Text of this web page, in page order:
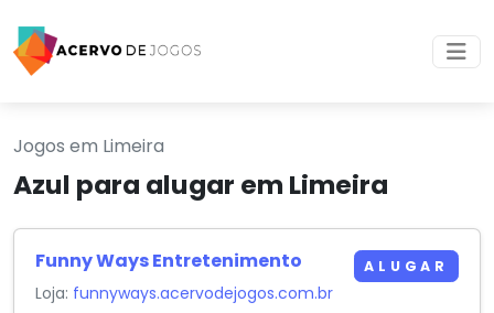
Jogos em Limeira
Azul para alugar em Limeira
Funny Ways Entretenimento
Loja: funnyways.acervodejogos.com.br
ALUGAR